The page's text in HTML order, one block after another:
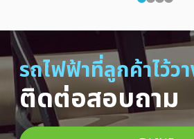
รถไฟฟ้าที่ลูกค้าไว้ว
ติดต่อสอบถาม